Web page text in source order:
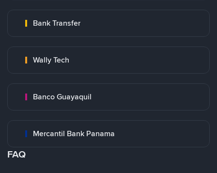
Bank Transfer
Wally Tech
Banco Guayaquil
Mercantil Bank Panama
FAQ